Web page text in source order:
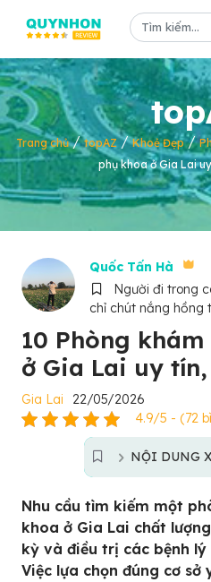
Trang chủ/topAZ/Khoẻ Đẹp/
phụ khoa ở Gia Lai
Quốc Tấn Hà
Người đi trong
chỉ chút nắng hồng
10 Phòng
ở Gia Lai uy
Gia Lai
22/05/2026
4.9/5 - (72
NỘI DUNG
Nhu cầu tìm kiếm một
khoa ở Gia Lai chất
kỳ và điều trị các bệnh
Việc lựa chọn đúng cơ